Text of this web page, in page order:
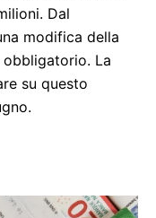
Dal
modifica della
La
su questo